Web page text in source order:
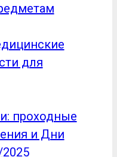
для
проходные
и Дни